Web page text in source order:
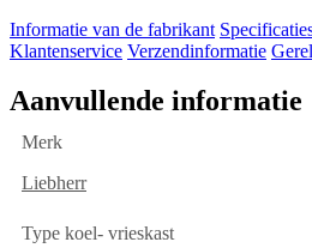
Informatie van de fabrikant
Klantenservice Verzendinformatie
Aanvullende informatie
Merk
Liebherr
Type koel- vrieskast